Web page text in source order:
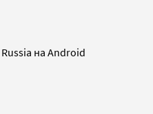
на Android